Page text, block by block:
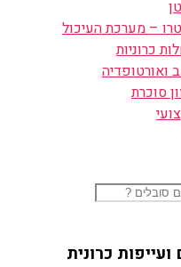
– מערכת העיכול
כרוניות
ואורטופדיה
סוכרת
כרונית